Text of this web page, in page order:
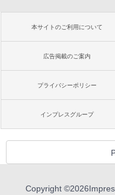
本サイトのご利用について
広告掲載のご案内
プライバシーポリシー
インプレスグループ
Copyright ©2026